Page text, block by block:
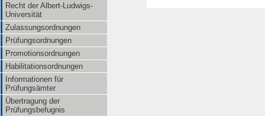
Recht der Albert-Ludwigs-
Universität
Zulassungsordnungen
Prüfungsordnungen
Promotionsordnungen
Habilitationsordnungen
Informationen für
Prüfungsämter
Übertragung der
Prüfungsbefugnis